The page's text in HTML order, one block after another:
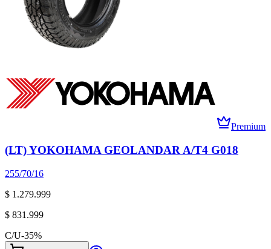
Premium
(LT) YOKOHAMA GEOLANDAR A/T4 G018
255/70/16
$ 1.279.999
$ 831.999
C/U-35%